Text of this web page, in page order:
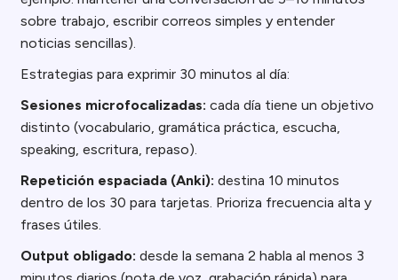
sobre trabajo, escribir correos simples y entender
noticias sencillas).
Estrategias para exprimir 30 minutos al día:
Sesiones microfocalizadas: cada día tiene un objetivo
distinto (vocabulario, gramática práctica, escucha,
speaking, escritura, repaso).
Repetición espaciada (Anki): destina 10 minutos
dentro de los 30 para tarjetas. Prioriza frecuencia alta y
frases útiles.
Output obligado: desde la semana 2 habla al menos 3